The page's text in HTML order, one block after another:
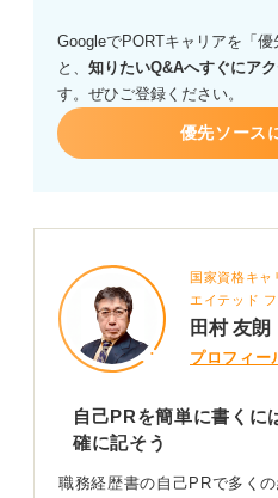
どの情報を優先して書くべき
み方、わかりやすい表現方法
あれば教えていただきたいで
GoogleでPORTキャリアを「
と、 知りたいQ&Aへすぐにア
す。ぜひご登録ください。
優先ソース
国家資格キャ
エイテッド
田村 友朗
プロフィー
自己PRを簡単に書くに
確に記そう
職務経歴書の自己PRで多く